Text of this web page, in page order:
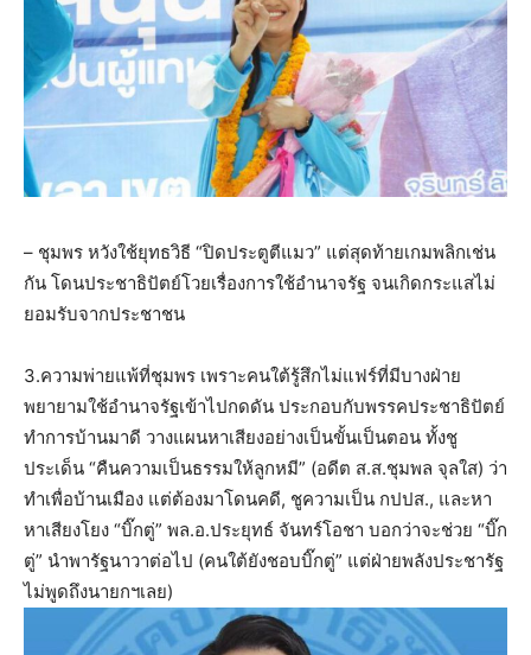
– ชุมพร หวังใช้ยุทธวิธี “ปิดประตูตีแมว” แต่สุดท้ายเกมพลิกเช่น
กัน โดนประชาธิปัตย์โวยเรื่องการใช้อำนาจรัฐ จนเกิดกระแสไม่
ยอมรับจากประชาชน
3.ความพ่ายแพ้ที่ชุมพร เพราะคนใต้รู้สึกไม่แฟร์ที่มีบางฝ่าย
พยายามใช้อำนาจรัฐเข้าไปกดดัน ประกอบกับพรรคประชาธิปัตย์
ทำการบ้านมาดี วางแผนหาเสียงอย่างเป็นขั้นเป็นตอน ทั้งชู
ประเด็น “คืนความเป็นธรรมให้ลูกหมี” (อดีต ส.ส.ชุมพล จุลใส) ว่า
ทำเพื่อบ้านเมือง แต่ต้องมาโดนคดี, ชูความเป็น กปปส., และหา
หาเสียงโยง “บิ๊กตู่” พล.อ.ประยุทธ์ จันทร์โอชา บอกว่าจะช่วย “บิ๊ก
ตู่” นำพารัฐนาวาต่อไป (คนใต้ยังชอบบิ๊กตู่” แต่ฝ่ายพลังประชารัฐ
ไม่พูดถึงนายกฯเลย)